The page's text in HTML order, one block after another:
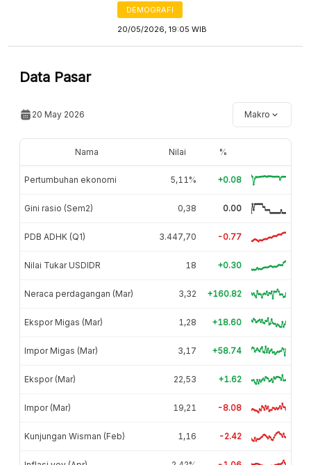
DEMOGRAFI
20/05/2026, 19:05 WIB
Data Pasar
20 May 2026 Makro
Nama Nilai %
Pertumbuhan ekonomi 5,11% +0.08
Gini rasio (Sem2) 0,38 0.00
PDB ADHK (Q1) 3.447,70 -0.77
Nilai Tukar USDIDR 18 +0.30
Neraca perdagangan (Mar) 3,32 +160.82
Ekspor Migas (Mar) 1,28 +18.60
Impor Migas (Mar) 3,17 +58.74
Ekspor (Mar) 22,53 +1.62
Impor (Mar) 19,21 -8.08
Kunjungan Wisman (Feb) 1,16 -2.42